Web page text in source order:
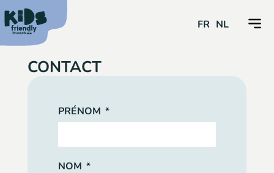
FR NL
CONTACT
PRÉNOM
NOM